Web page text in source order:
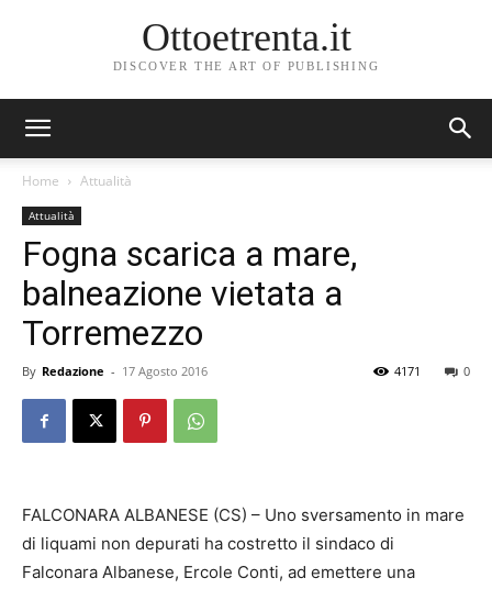
Ottoetrenta.it
DISCOVER THE ART OF PUBLISHING
Home Attualità
Attualità
Fogna scarica a mare,
balneazione vietata a
Torremezzo
By Redazione - 17 Agosto 2016 0
4171
FALCONARA ALBANESE (CS) – Uno sversamento in mare
di liquami non depurati ha costretto il sindaco di
Falconara Albanese, Ercole Conti, ad emettere una